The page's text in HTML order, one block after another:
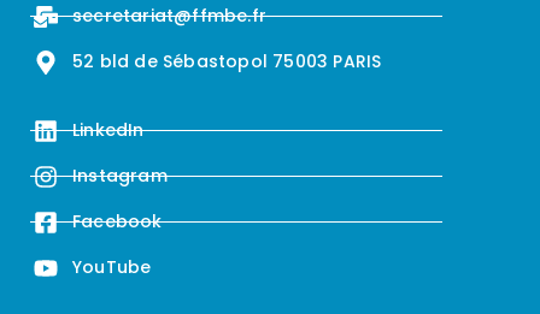
secretariat@ffmbe.fr
52 bld de Sébastopol 75003 PARIS
LinkedIn
Instagram
Facebook
YouTube